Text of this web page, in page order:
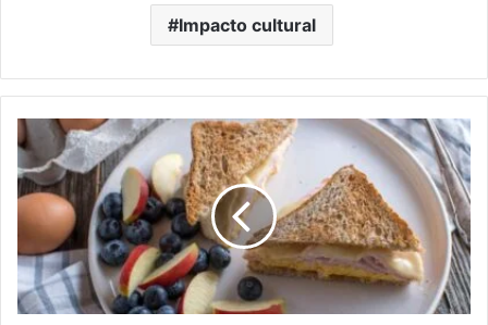
Impacto cultural
Desayunos
nutritivos
para
empezar
el
con
energía